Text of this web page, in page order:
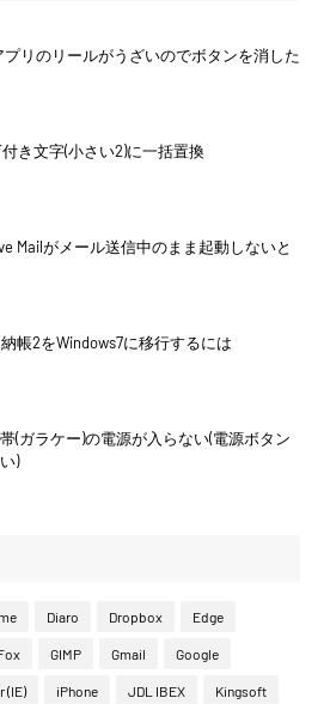
プリのリールがうざいのでボタンを消した
付き文字(小さい2)に一括置換
Mailがメール送信中のまま起動しないと
帳2をWindows7に移行するには
(ガラケー)の電源が入らない(電源ボタン
)
Diaro Dropbox Edge
GIMP Gmail Google
(IE) iPhone JDL IBEX Kingsoft